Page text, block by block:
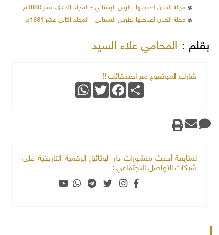
مجلة الجنان لصاحبها بطرس البستاني - المجلد الحادي عشر 1880م
مجلة الجنان لصاحبها بطرس البستاني - المجلد الثاني عشر 1881م
بقلم : المحامي علاء السيد
شارك الموضوع مع اصدقائك !!
Share
Facebook
Twitter
WhatsApp
لمتابعة أحدث منشورات دار الوثائق الرقمية التاريخية على
شبكات التواصل الاجتماعي :